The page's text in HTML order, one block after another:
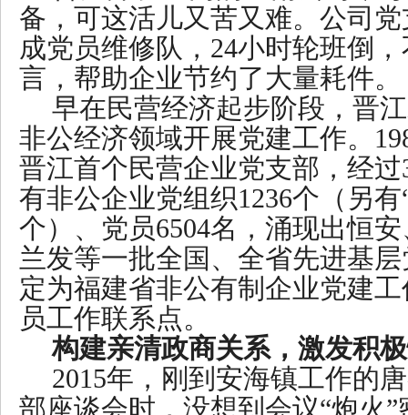
备，可这活儿又苦又难。公司
成党员维修队，24小时轮班倒
言，帮助企业节约了大量耗件。
早在民营经济起步阶段，晋
非公经济领域开展党建工作。
晋江首个民营企业党支部，经
有非公企业党组织1236个（另有
个）、党员6504名，涌现出恒
兰发等一批全国、全省先进基
定为福建省非公有制企业党建
员工作联系点。
构建亲清政商关系，激发积
2015年，刚到安海镇工作的
部座谈会时，没想到会议“炮火